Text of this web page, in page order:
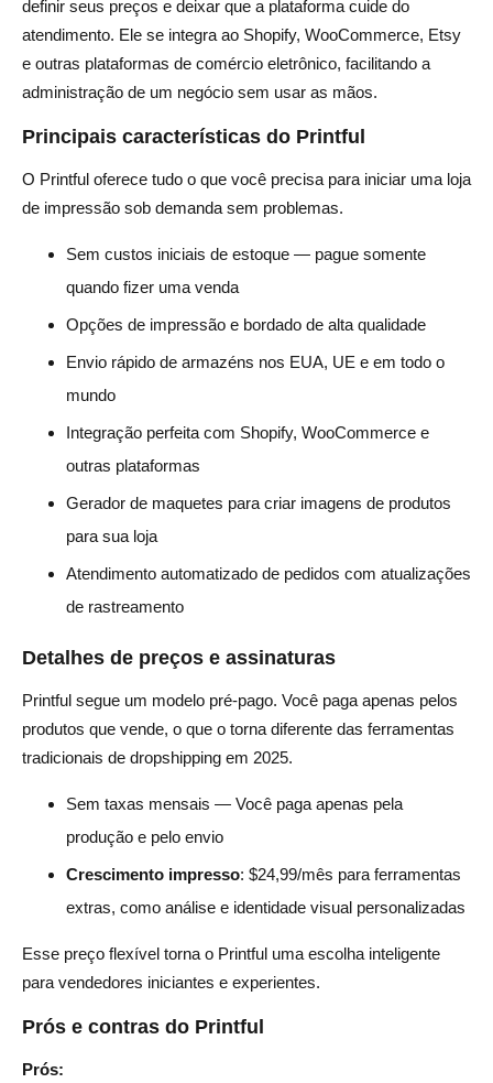
definir seus preços e deixar que a plataforma cuide do
atendimento. Ele se integra ao Shopify, WooCommerce, Etsy
e outras plataformas de comércio eletrônico, facilitando a
administração de um negócio sem usar as mãos.
Principais características do Printful
O Printful oferece tudo o que você precisa para iniciar uma loja
de impressão sob demanda sem problemas.
Sem custos iniciais de estoque — pague somente
quando fizer uma venda
Opções de impressão e bordado de alta qualidade
Envio rápido de armazéns nos EUA, UE e em todo o
mundo
Integração perfeita com Shopify, WooCommerce e
outras plataformas
Gerador de maquetes para criar imagens de produtos
para sua loja
Atendimento automatizado de pedidos com atualizações
de rastreamento
Detalhes de preços e assinaturas
Printful segue um modelo pré-pago. Você paga apenas pelos
produtos que vende, o que o torna diferente das ferramentas
tradicionais de dropshipping em 2025.
Sem taxas mensais — Você paga apenas pela
produção e pelo envio
Crescimento impresso: $24,99/mês para ferramentas
extras, como análise e identidade visual personalizadas
Esse preço flexível torna o Printful uma escolha inteligente
para vendedores iniciantes e experientes.
Prós e contras do Printful
Prós: